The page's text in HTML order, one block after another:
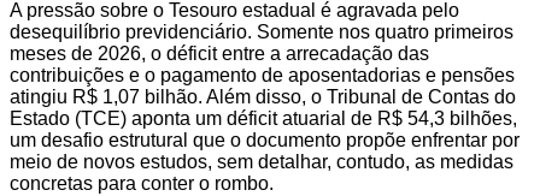
A pressão sobre o Tesouro estadual é agravada pelo
desequilíbrio previdenciário. Somente nos quatro primeiros
meses de 2026, o déficit entre a arrecadação das
contribuições e o pagamento de aposentadorias e pensões
atingiu R$ 1,07 bilhão. Além disso, o Tribunal de Contas do
Estado (TCE) aponta um déficit atuarial de R$ 54,3 bilhões,
um desafio estrutural que o documento propõe enfrentar por
meio de novos estudos, sem detalhar, contudo, as medidas
concretas para conter o rombo.